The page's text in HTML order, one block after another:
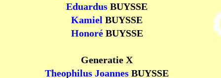
Eduardus BUYSSE
Kamiel BUYSSE
Honoré BUYSSE
Generatie X
Theophilus Joannes BUYSSE